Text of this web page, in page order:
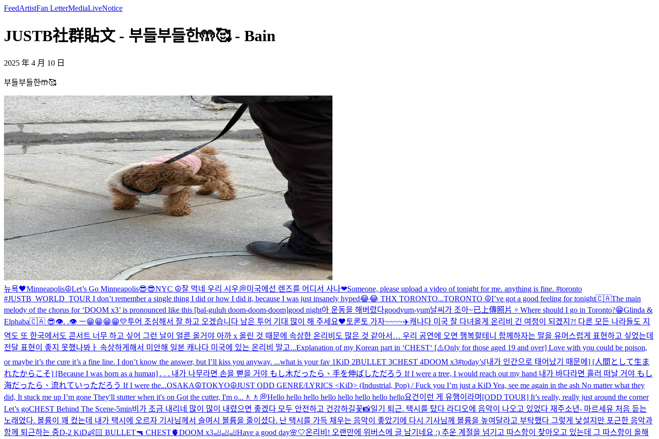
FeedArtistFan LetterMediaLiveNotice
JUSTB社群貼文 - 부들부들한🤲🥰 - Bain
2025 年 4 月 10 日
부들부들한🤲🥰
뉴욕🖤Minneapolis☮️Let’s Go Minneapolis😎😎NYC ☮️잘 먹네 우리 시우💭미국에선 렌즈를 어디서 사나❤Someone, please upload a video of tonight for me. anything is fine. #toronto
#JUSTB_WORLD_TOUR I don’t remember a single thing I did or how I did it, because I was just insanely hyped😂😂 THX TORONTO...TORONTO ☮️I’ve got a good feeling for tonight🇨🇦The main
melody of the chorus for ‘DOOM x3’ is pronounced like this [bal-guluh doom-doom-doom]good night아 운동을 해버렸다goodyum-yum날씨가 조아~已上傳照片。 Where should I go in Toronto?😁Glinda &
Elphaba🇨🇦 😎👁️. .👁️ ㅡ😁😁😁😁💛투어 조심해서 잘 하고 오겠습니다 남은 투어 기대 많이 해 주세요🖤 토론토 가자~~~~✈️캐나다 미국 잘 다녀올게 온리비 긴 여정이 되겠지?! 다른 모든 나라들도 지
역도 또 한국에서도 콘서트 너무 하고 싶어 그런 날이 얼른 올거야 아까 x 올린 것 때문에 속상한 온리비도 많은 것 같아서… 우리 공연에 오면 행복할테니 함께하자는 말을 유머스럽게 표현하고 싶었는데
전달 표현이 좋지 못했나봐ㅏ 속상하게해서 미안해 일본 캐나다 미국에 있는 온리비 말고...Explanation of my Korean part in ‘CHEST‘ [⚠️Only for those aged 19 and over] Love with you could be poison,
or maybe it’s the cure it’s a fine line. I don’t know the answer, but I’ll kiss you anyway. ...what is your fav 1KiD 2BULLET 3CHEST 4DOOM x3#today’s[내가 인간으로 태어났기 때문에] [人間として生ま
れたからこそ] [Because I was born as a human] . . . 내가 나무라면 손을 뻗을 거야 もし木だったら、手を伸ばしただろう If I were a tree, I would reach out my hand 내가 바다라면 흘러 떠날 거야 もし
海だったら、流れていっただろう If I were the...OSAKA☮️TOKYO☮️JUST ODD GENRE/LYRICS <KiD> (Industrial, Pop) / Fuck you I’m just a KiD Yea, see me again in the ash No matter what they
did, It stuck me up I’m gone They'll stutter when it's on Got the cutter, I'm o... 🚶🚶💭Hello hello hello hello hello hello hello hello요건이런 게 유행이라며 [ODD TOUR] It’s really, really just around the corner
Let’s goCHEST Behind The Scene-5min비가 조금 내리네 많이 많이 내렸으면 좋겠다 모두 안전하고 건강하길꽃📸일기 퇴근. 택시를 탔다 라디오에 음악이 나오고 있었다 재주소년- 마르세유 처음 듣는
노래였다. 볼륨이 꽤 컸는데 내가 택시에 오르자 기사님께서 슬며시 볼륨을 줄이셨다. 난 택시를 가득 채우는 음악이 좋았기에 다시 기사님께 볼륨을 높여달라고 부탁했다 그렇게 낯설지만 포근한 음악과
함께 퇴근하는 중D-2 KiD👶🏻 BULLET🔫 CHEST🫀DOOM x3🦶🦶🦶Have a good day🌸🤍온리비! 오랜만에 위버스에 글 남기네요 :) 추운 계절을 넘기고 따스함이 찾아오고 있는데 그 따스함이 올해